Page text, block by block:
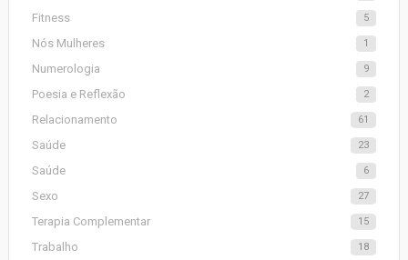
Fitness 5
Nós Mulheres 1
Numerologia 9
Poesia e Reflexão 2
Relacionamento 61
Saúde 23
Saúde 6
Sexo 27
Terapia Complementar 15
Trabalho 18